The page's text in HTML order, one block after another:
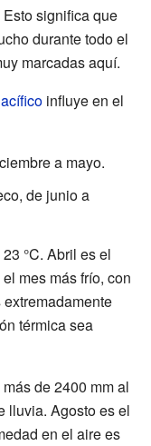
significa que
durante todo el
marcadas aquí.
influye en el
a mayo.
de junio a
°C. Abril es el
mes más frío, con
térmica sea
de 2400 mm al
lluvia. Agosto es el
en el aire es